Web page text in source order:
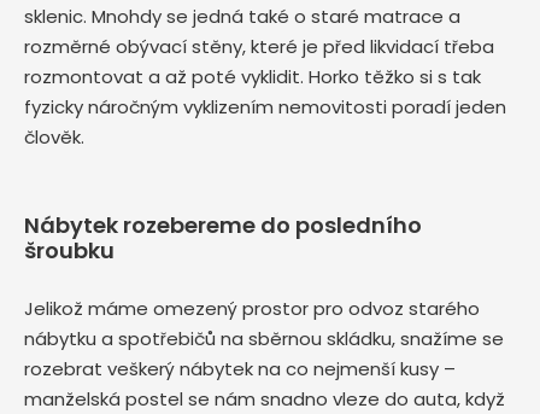
sklenic. Mnohdy se jedná také o staré matrace a
rozměrné obývací stěny, které je před likvidací třeba
rozmontovat a až poté vyklidit. Horko těžko si s tak
fyzicky náročným vyklizením nemovitosti poradí jeden
člověk.
Nábytek rozebereme do posledního
šroubku
Jelikož máme omezený prostor pro odvoz starého
nábytku a spotřebičů na sběrnou skládku, snažíme se
rozebrat veškerý nábytek na co nejmenší kusy –
manželská postel se nám snadno vleze do auta, když